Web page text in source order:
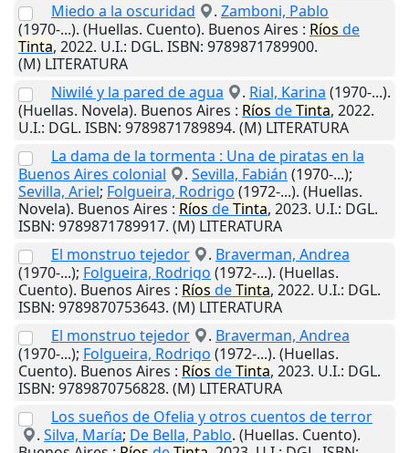
Miedo a la oscuridad
. Zamboni, Pablo
(1970-...). (Huellas. Cuento). Buenos Aires : Ríos de
Tinta, 2022. U.I.: DGL. ISBN: 9789871789900.
(M) LITERATURA
Niwilé y la pared de agua
. Rial, Karina (1970-...).
(Huellas. Novela). Buenos Aires : Ríos deTinta, 2022.
U.I.: DGL. ISBN: 9789871789894. (M) LITERATURA
La dama de la tormenta : Una de piratas en la
Buenos Aires colonial
. Sevilla, Fabián (1970-...);
Sevilla, Ariel; Folgueira, Rodrigo (1972-...). (Huellas.
Novela). Buenos Aires : Ríos deTinta, 2023. U.I.: DGL.
ISBN: 9789871789917. (M) LITERATURA
El monstruo tejedor
. Braverman, Andrea
(1970-...); Folgueira, Rodrigo (1972-...). (Huellas.
Cuento). Buenos Aires : Ríos deTinta, 2022. U.I.: DGL.
ISBN: 9789870753643. (M) LITERATURA
El monstruo tejedor
. Braverman, Andrea
(1970-...); Folgueira, Rodrigo (1972-...). (Huellas.
Cuento). Buenos Aires : Ríos deTinta, 2023. U.I.: DGL.
ISBN: 9789870756828. (M) LITERATURA
Los sueños de Ofelia y otros cuentos de terror
. Silva, María; De Bella, Pablo. (Huellas. Cuento).